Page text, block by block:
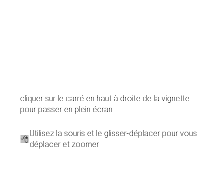
cliquer sur le carré en haut à droite de la vignette
pour passer en plein écran
Utilisez la souris et le glisser-déplacer pour vous
déplacer et zoomer